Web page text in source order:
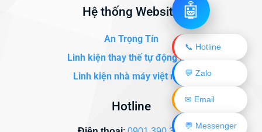
Hệ thống Website
An Trọng Tín
Linh kiện thay thế tự động hóa
Linh kiện nhà máy việt nam
Hotline
🤖
📞 Hotline
💬 Zalo
✉ Email
💬 Messenger